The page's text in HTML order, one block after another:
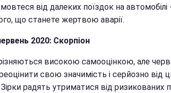
від далеких поїздок на
що станете жертвою аварії.
2020: Скорпіон
високою самооцінкою, але
свою значимість і серйозно від
радять утриматися від ризикованих